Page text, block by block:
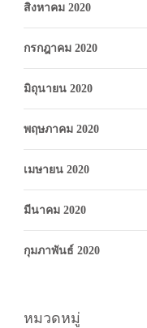
สิงหาคม 2020
กรกฎาคม 2020
มิถุนายน 2020
พฤษภาคม 2020
เมษายน 2020
มีนาคม 2020
กุมภาพันธ์ 2020
หมวดหมู่